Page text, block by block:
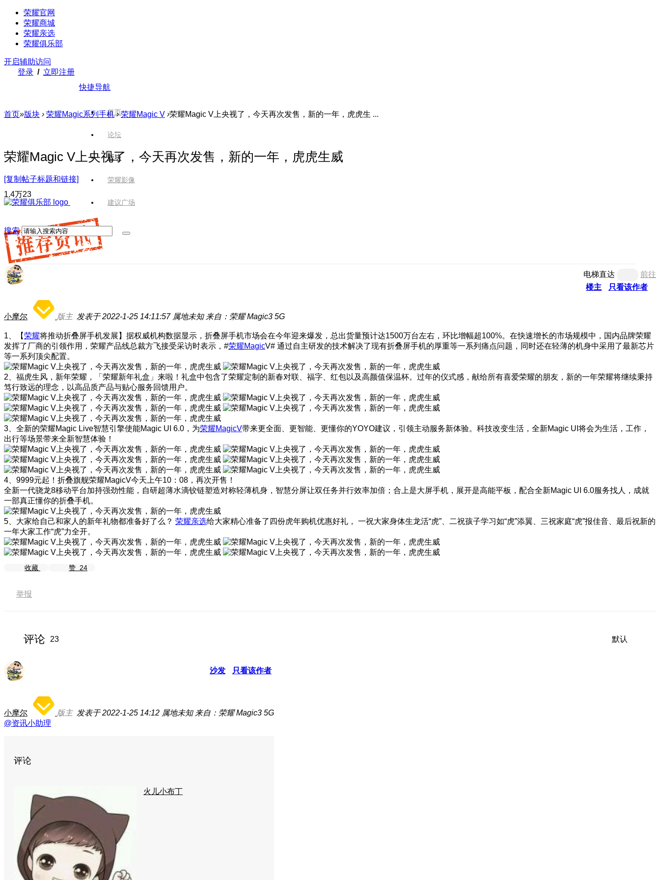
荣耀官网
荣耀商城
荣耀亲选
荣耀俱乐部
开启辅助访问
登录 / 立即注册
快捷导航
首页
论坛
版块
荣耀影像
建议广场
搜索
首页»版块 › 荣耀Magic系列手机 › 荣耀Magic V ›荣耀Magic V上央视了，今天再次发售，新的一年，虎虎生 ...
荣耀Magic V上央视了，今天再次发售，新的一年，虎虎生威
[复制帖子标题和链接]
1.4万23
电梯直达
前往
楼主
只看该作者
小摩尔 版主 发表于 2022-1-25 14:11:57 属地未知 来自：荣耀 Magic3 5G
1、【荣耀将推动折叠屏手机发展】据权威机构数据显示，折叠屏手机市场会在今年迎来爆发，总出货量预计达1500万台左右，环比增幅超100%。在快速增长的市场规模中，国内品牌荣耀
发挥了厂商的引领作用，荣耀产品线总裁方飞接受采访时表示，#荣耀MagicV# 通过自主研发的技术解决了现有折叠屏手机的厚重等一系列痛点问题，同时还在轻薄的机身中采用了最新芯片
等一系列顶尖配置。
2、福虎生风，新年荣耀，「荣耀新年礼盒」来啦！礼盒中包含了荣耀定制的新春对联、福字、红包以及高颜值保温杯。过年的仪式感，献给所有喜爱荣耀的朋友，新的一年荣耀将继续秉持
笃行致远的理念，以高品质产品与贴心服务回馈用户。
3、全新的荣耀Magic Live智慧引擎使能Magic UI 6.0，为荣耀MagicV带来更全面、更智能、更懂你的YOYO建议，引领主动服务新体验。科技改变生活，全新Magic UI将会为生活，工作，
出行等场景带来全新智慧体验！
4、9999元起！折叠旗舰荣耀MagicV今天上午10：08，再次开售！
全新一代骁龙8移动平台加持强劲性能，自研超薄水滴铰链塑造对称轻薄机身，智慧分屏让双任务并行效率加倍；合上是大屏手机，展开是高能平板，配合全新Magic UI 6.0服务找人，成就
一部真正懂你的折叠手机。
5、大家给自己和家人的新年礼物都准备好了么？ 荣耀亲选给大家精心准备了四份虎年购机优惠好礼， 一祝大家身体生龙活“虎”、二祝孩子学习如“虎”添翼、三祝家庭“虎”报佳音、最后祝新的
一年大家工作“虎”力全开。
收藏 赞 24
举报
评论 23 默认
沙发 只看该作者
小摩尔 版主 发表于 2022-1-25 14:12 属地未知 来自：荣耀 Magic3 5G
@资讯小助理
评论
火儿小布丁